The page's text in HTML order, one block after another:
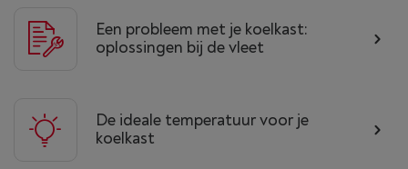
Een probleem met je koelkast:
oplossingen bij de vleet
De ideale temperatuur voor je
koelkast